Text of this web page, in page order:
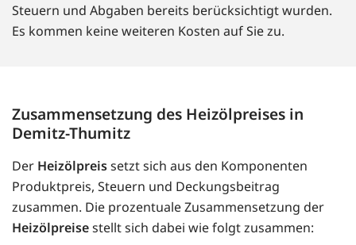
Steuern und Abgaben bereits berücksichtigt wurden.
Es kommen keine weiteren Kosten auf Sie zu.
Zusammensetzung des Heizölpreises in
Demitz-Thumitz
Der Heizölpreissetzt sich aus den Komponenten
Produktpreis, Steuern und Deckungsbeitrag
zusammen. Die prozentuale Zusammensetzung der
Heizölpreisestellt sich dabei wie folgt zusammen: